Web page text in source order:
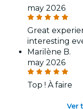
may 2026
Great
interesting
Marilène B.
may 2026
Top ! À faire
Ver